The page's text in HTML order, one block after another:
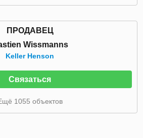
ПРОДАВЕЦ
Wissmanns
Keller Henson
Связаться
1055 объектов